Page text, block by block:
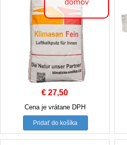
€ 27,50
Cena je vrátane DPH
Pridať do košíka